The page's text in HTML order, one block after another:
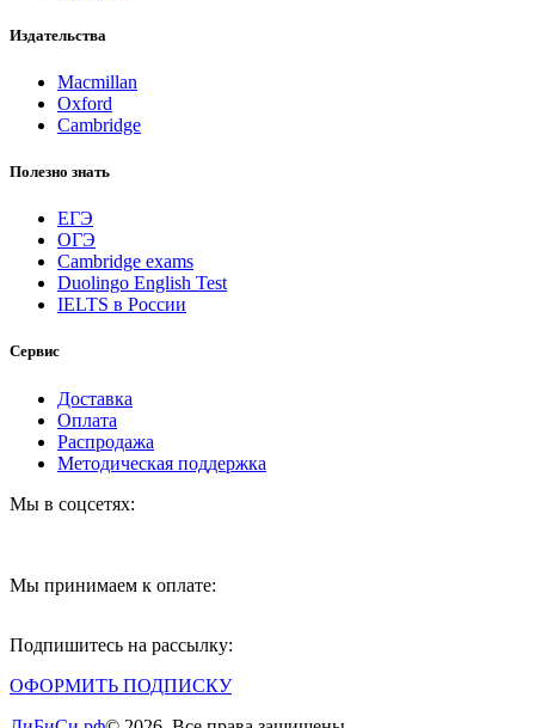
Издательства
Macmillan
Oxford
Cambridge
Полезно знать
ЕГЭ
ОГЭ
Cambridge exams
Duolingo English Test
IELTS в России
Сервис
Доставка
Оплата
Распродажа
Методическая поддержка
Мы в соцсетях:
Мы принимаем к оплате:
Подпишитесь на рассылку:
ОФОРМИТЬ ПОДПИСКУ